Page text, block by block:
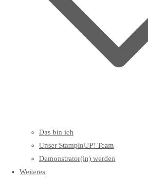
Das bin ich
Unser StampinUP! Team
Demonstrator(in) werden
Weiteres